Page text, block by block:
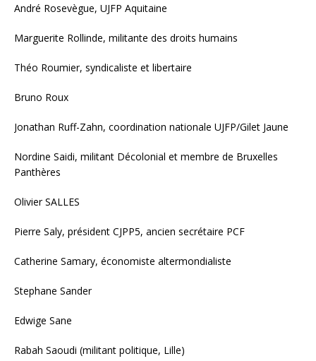
André Rosevègue, UJFP Aquitaine
Marguerite Rollinde, militante des droits humains
Théo Roumier, syndicaliste et libertaire
Bruno Roux
Jonathan Ruff-Zahn, coordination nationale UJFP/Gilet Jaune
Nordine Saidi, militant Décolonial et membre de Bruxelles
Panthères
Olivier SALLES
Pierre Saly, président CJPP5, ancien secrétaire PCF
Catherine Samary, économiste altermondialiste
Stephane Sander
Edwige Sane
Rabah Saoudi (militant politique, Lille)